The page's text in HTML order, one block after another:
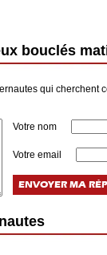
bouclés
qui cherchent
Votre nom
Votre email